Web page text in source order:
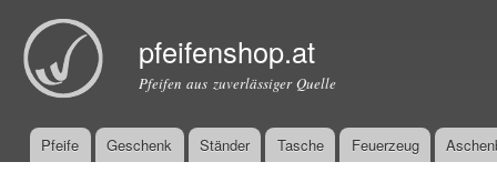
pfeifenshop.at
Pfeifen aus zuverlässiger Quelle
Hauptmenü
Pfeife Geschenk Ständer Tasche Feuerzeug